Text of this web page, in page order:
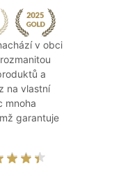
v obci
a
na vlastní
mnoha
garantuje